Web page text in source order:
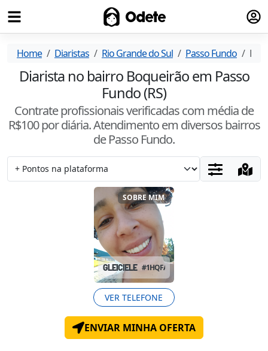
Odete
Home Diaristas Rio Grande do Sul Passo Fundo
Diarista no bairro Boqueirão em Passo
Fundo (RS)
Contrate profissionais verificadas com média de
R$100por diária. Atendimentoem diversos bairros
de Passo Fundo.
SOBRE MIM
GLEICIELE #1HQFAJUK
VER TELEFONE
ENVIAR MINHA OFERTA